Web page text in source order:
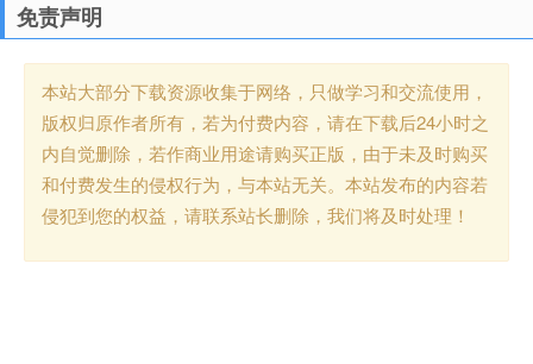
免责声明
本站大部分下载资源收集于网络，只做学习和交流使用，
版权归原作者所有，若为付费内容，请在下载后24小时之
内自觉删除，若作商业用途请购买正版，由于未及时购买
和付费发生的侵权行为，与本站无关。本站发布的内容若
侵犯到您的权益，请联系站长删除，我们将及时处理！